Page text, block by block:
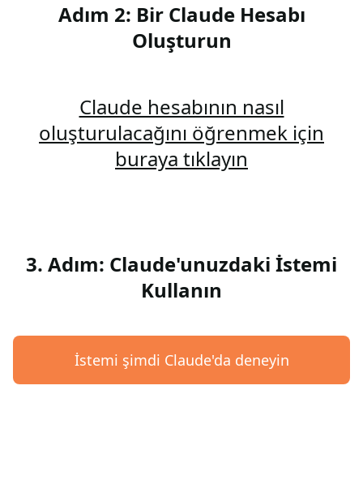
Adım 2: Bir Claude Hesabı
Oluşturun
Claude hesabının nasıl
oluşturulacağını öğrenmek için
buraya tıklayın
3. Adım: Claude'unuzdaki İstemi
Kullanın
İstemi şimdi Claude'da deneyin